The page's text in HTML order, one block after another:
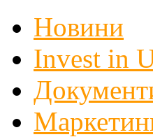
Новини
Invest in